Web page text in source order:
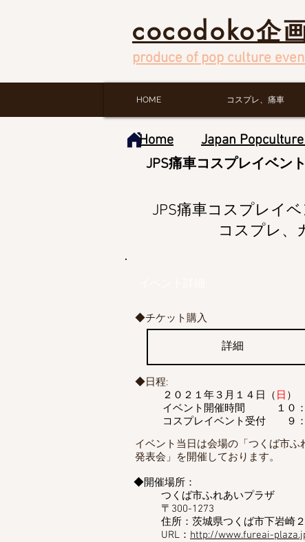
cocodoko企
produce of pop culture
HOME コスプレ、痛車
Home Japan
JPS痛車コスプレイベン
JPS痛車コスプレイ
コスプレ、
◆チケット購入
詳細
◆日程:
​２０２１年３月１４日（ 日 ）​
イベント開催時間 １０：
コスプレイベント受付 ９：
イベント当日は会場の「つくば市
発表会」を開催しております。
◆開催場所：
つくば市ふれあいプラザ
​〒300-1273
住所：茨城県つくば市下岩崎
​URL： http://www.fureai-